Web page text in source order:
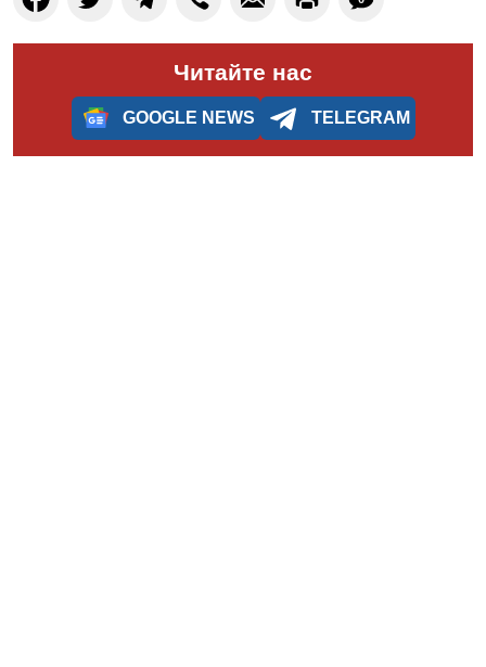
Читайте нас
GOOGLE NEWS TELEGRAM